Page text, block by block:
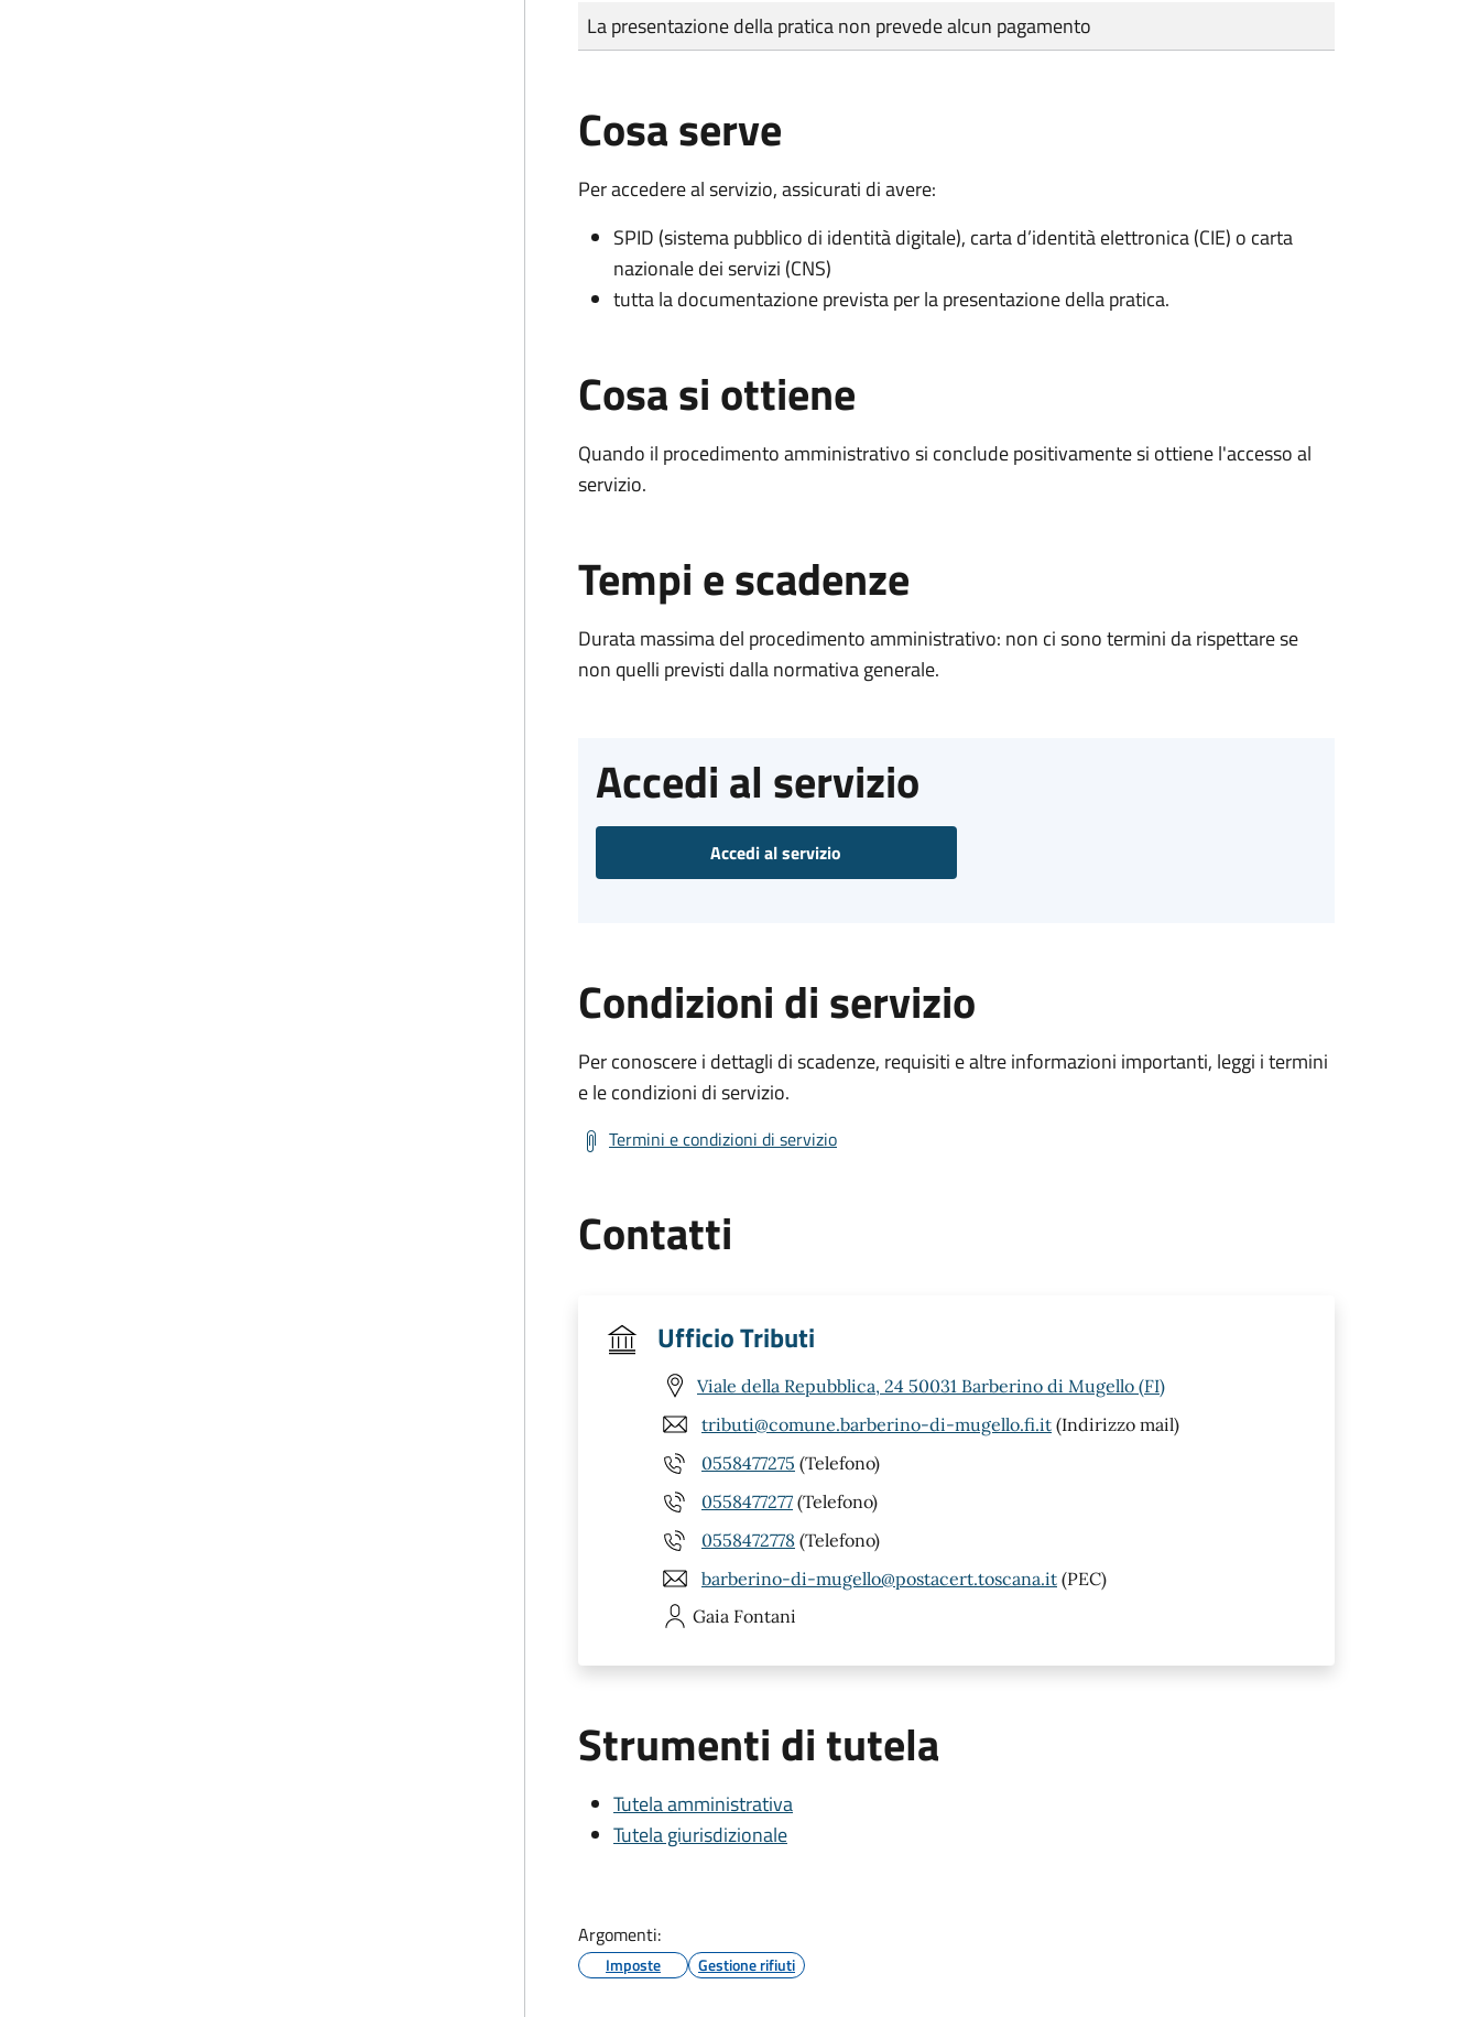
Tipo di pagamento
Importo
La presentazione della pratica non prevede alcun pagamento
Cosa serve
Per accedere al servizio, assicurati di avere:
SPID (sistema pubblico di identità digitale), carta d’identità elettronica (CIE) o carta
nazionale dei servizi (CNS)
tutta la documentazione prevista per la presentazione della pratica.
Cosa si ottiene
Quando il procedimento amministrativo si conclude positivamente si ottiene l'accesso al
servizio.
Tempi e scadenze
Durata massima del procedimento amministrativo: non ci sono termini da rispettare se
non quelli previsti dalla normativa generale.
Accedi al servizio
Accedi al servizio
Condizioni di servizio
Per conoscere i dettagli di scadenze, requisiti e altre informazioni importanti, leggi i termini
e le condizioni di servizio.
Termini e condizioni di servizio
Contatti
Ufficio Tributi
Viale della Repubblica, 24 50031 Barberino di Mugello (FI)
tributi@comune.barberino-di-mugello.fi.it (Indirizzo mail)
0558477275 (Telefono)
0558477277 (Telefono)
0558472778 (Telefono)
barberino-di-mugello@postacert.toscana.it (PEC)
Gaia Fontani
Strumenti di tutela
Tutela amministrativa
Tutela giurisdizionale
Argomenti:
Imposte Gestione rifiuti